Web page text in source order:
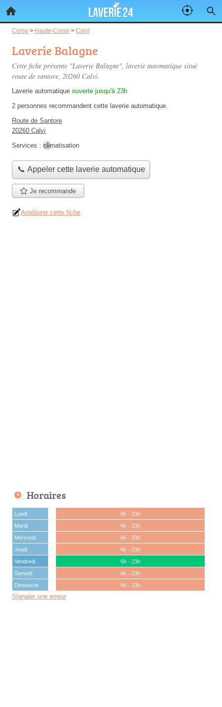
Corse > Haute-Corse > Calvi
Laverie Balagne
Cette fiche présente "Laverie Balagne", laverie automatique situé
route de santore, 20260 Calvi.
Laverie automatique ouverte jusqu'à 23h
2 personnes recommandent cette laverie automatique.
Route de Santore
20260 Calvi
Services : climatisation
📞 Appeler cette laverie automatique
Je recommande
Améliorer cette fiche
Horaires
Lundi
6h - 23h
Mardi
6h - 23h
Mercredi
6h - 23h
Jeudi
6h - 23h
Vendredi
6h - 23h
Samedi
6h - 23h
Dimanche
6h - 23h
Signaler une erreur